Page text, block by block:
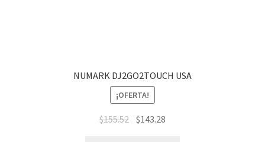
NUMARK DJ2GO2TOUCH USA
¡OFERTA!
$155.52 $143.28